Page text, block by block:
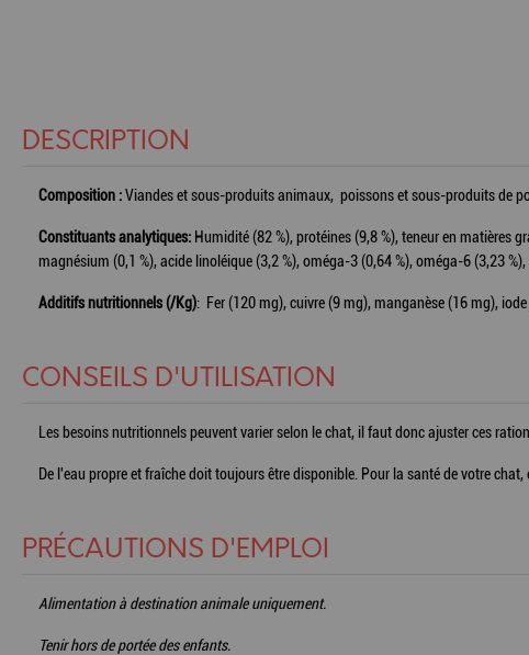
DESCRIPTION
Composition :Viandes et sous-produits animaux, poissons et sous-produits de
Constituants analytiques: Humidité (82 %), protéines (9,8 %), teneur en matières
magnésium (0,1 %), acide linoléique (3,2 %), oméga-3 (0,64 %), oméga-6 (3,23
Additifs nutritionnels (/Kg): Fer (120 mg), cuivre (9 mg), manganèse (16 mg),
CONSEILS D'UTILISATION
Les besoins nutritionnels peuvent varier selon le chat, il faut donc ajuster ces
De l'eau propre et fraîche doit toujours être disponible. Pour la santé de votre
PRÉCAUTIONS D'EMPLOI
Alimentation à destination animale uniquement.
Tenir hors de portée des enfants.